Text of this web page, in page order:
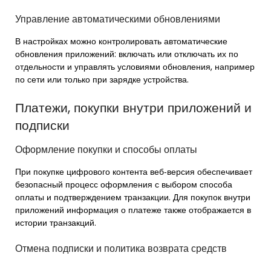
Управление автоматическими обновлениями
В настройках можно контролировать автоматические
обновления приложений: включать или отключать их по
отдельности и управлять условиями обновления, например
по сети или только при зарядке устройства.
Платежи, покупки внутри приложений и
подписки
Оформление покупки и способы оплаты
При покупке цифрового контента веб‑версия обеспечивает
безопасный процесс оформления с выбором способа
оплаты и подтверждением транзакции. Для покупок внутри
приложений информация о платеже также отображается в
истории транзакций.
Отмена подписки и политика возврата средств